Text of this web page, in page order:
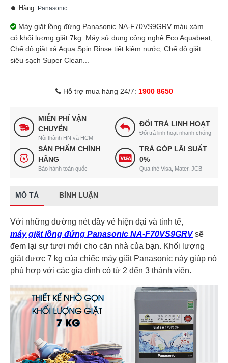
Hãng: Panasonic
Máy giặt lồng đứng Panasonic NA-F70VS9GRV màu xám
có khối lượng giặt 7kg. Máy sử dụng công nghệ Eco Aquabeat,
Chế độ giặt xả Aqua Spin Rinse tiết kiệm nước, Chế độ giặt
siêu sạch Super Clean...
Hỗ trợ mua hàng 24/7: 1900 8650
MIỄN PHÍ VẬN
CHUYỂN
Nội thành HN và HCM
ĐỔI TRẢ LINH HOẠT
Đổi trả linh hoạt nhanh chóng
SẢN PHẨM CHÍNH
HÃNG
Bảo hành toàn quốc
TRẢ GÓP LÃI SUẤT
0%
Qua thẻ Visa, Mater, JCB
MÔ TẢ BÌNH LUẬN
Với những đường nét đầy vẻ hiện đại và tinh tế,
máy giặt lồng đứng Panasonic NA-F70VS9GRVsẽ
đem lại sự tươi mới cho căn nhà của bạn. Khối lượng
giặt được 7 kg của chiếc máy giặt Panasonic này giúp nó
phù hợp với các gia đình có từ 2 đến 3 thành viên.